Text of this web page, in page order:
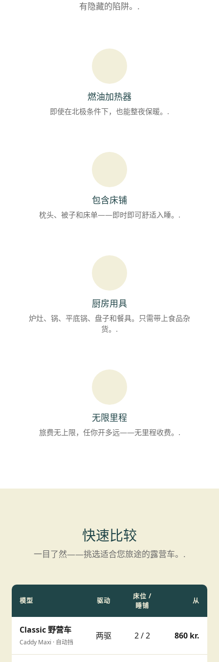
有隐藏的陷阱。.
燃油加热器
即使在北极条件下，也能整夜保暖。.
包含床铺
枕头、被子和床单——即时即可舒适入睡。.
厨房用具
炉灶、锅、平底锅、盘子和餐具。只需带上食品杂
货。.
无限里程
旅费无上限，任你开多远——无里程收费。.
快速比较
一目了然——挑选适合您旅途的露营车。.
模型 驱动
床位 /
睡铺
从
Classic 野营车
Caddy Maxi · 自动挡
两驱 2 / 2 860 kr.